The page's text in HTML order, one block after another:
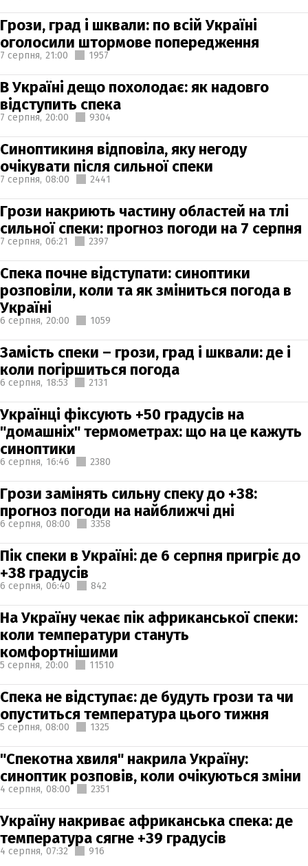
Грози, град і шквали: по всій Україні
оголосили штормове попередження
7 серпня, 21:00 1957
В Україні дещо похолодає: як надовго
відступить спека
7 серпня, 20:00 9304
Синоптикиня відповіла, яку негоду
очікувати після сильної спеки
7 серпня, 08:00 2441
Грози накриють частину областей на тлі
сильної спеки: прогноз погоди на 7 серпня
7 серпня, 06:21 2397
Спека почне відступати: синоптики
розповіли, коли та як зміниться погода в
Україні
6 серпня, 20:00 1059
Замість спеки – грози, град і шквали: де і
коли погіршиться погода
6 серпня, 18:53 2131
Українці фіксують +50 градусів на
"домашніх" термометрах: що на це кажуть
синоптики
6 серпня, 16:46 2380
Грози замінять сильну спеку до +38:
прогноз погоди на найближчі дні
6 серпня, 08:00 3358
Пік спеки в Україні: де 6 серпня пригріє до
+38 градусів
6 серпня, 06:40 842
На Україну чекає пік африканської спеки:
коли температури стануть
комфортнішими
5 серпня, 20:00 11510
Спека не відступає: де будуть грози та чи
опуститься температура цього тижня
5 серпня, 08:00 1325
"Спекотна хвиля" накрила Україну:
синоптик розповів, коли очікуються зміни
4 серпня, 08:00 2351
Україну накриває африканська спека: де
температура сягне +39 градусів
4 серпня, 07:32 916